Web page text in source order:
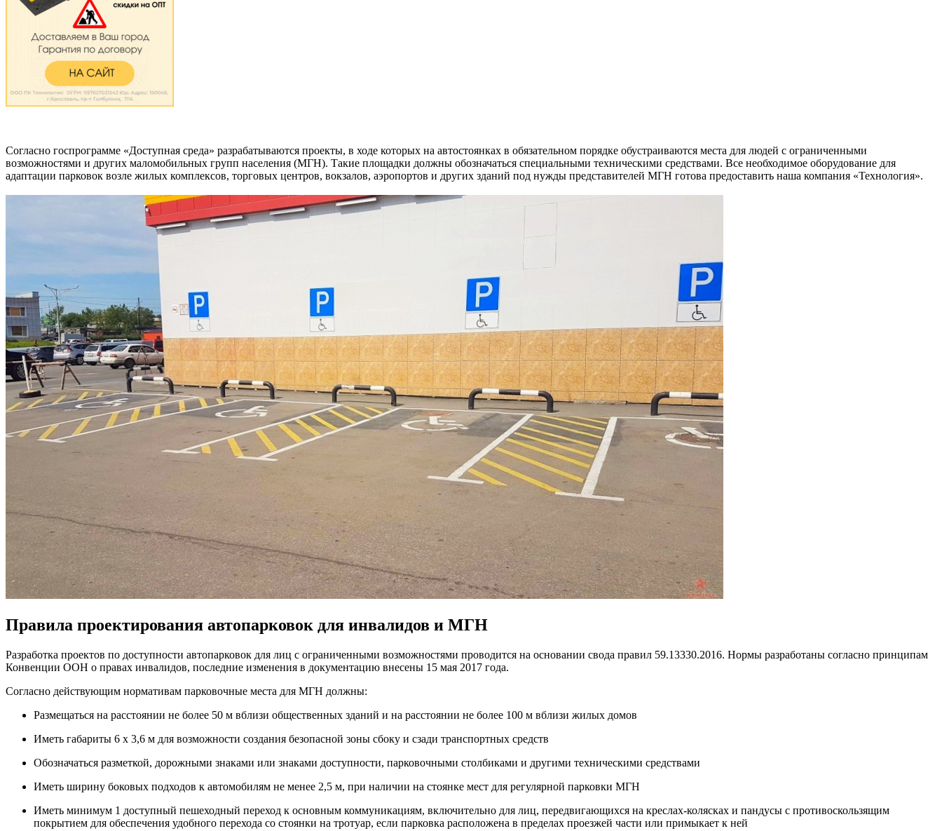
Согласно госпрограмме «Доступная среда» разрабатываются проекты, в ходе которых на автостоянках в обязательном порядке обустраиваются места для людей с ограниченными
возможностями и других маломобильных групп населения (МГН). Такие площадки должны обозначаться специальными техническими средствами. Все необходимое оборудование для
адаптации парковок возле жилых комплексов, торговых центров, вокзалов, аэропортов и других зданий под нужды представителей МГН готова предоставить наша компания «Технология».
Правила проектирования автопарковок для инвалидов и МГН
Разработка проектов по доступности автопарковок для лиц с ограниченными возможностями проводится на основании свода правил 59.13330.2016. Нормы разработаны согласно принципам
Конвенции ООН о правах инвалидов, последние изменения в документацию внесены 15 мая 2017 года.
Согласно действующим нормативам парковочные места для МГН должны:
Размещаться на расстоянии не более 50 м вблизи общественных зданий и на расстоянии не более 100 м вблизи жилых домов
Иметь габариты 6 x 3,6 м для возможности создания безопасной зоны сбоку и сзади транспортных средств
Обозначаться разметкой, дорожными знаками или знаками доступности, парковочными столбиками и другими техническими средствами
Иметь ширину боковых подходов к автомобилям не менее 2,5 м, при наличии на стоянке мест для регулярной парковки МГН
Иметь минимум 1 доступный пешеходный переход к основным коммуникациям, включительно для лиц, передвигающихся на креслах-колясках и пандусы с противоскользящим
покрытием для обеспечения удобного перехода со стоянки на тротуар, если парковка расположена в пределах проезжей части или примыкает к ней